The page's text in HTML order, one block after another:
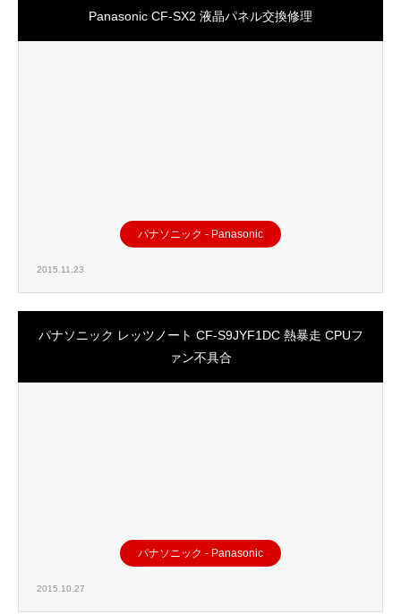
Panasonic CF-SX2 液晶パネル交換修理
パナソニック - Panasonic
2015.11.23
パナソニック レッツノート CF-S9JYF1DC 熱暴走 CPUフ
ァン不具合
パナソニック - Panasonic
2015.10.27